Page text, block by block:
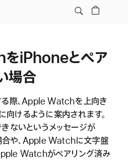
iPhoneとペア
場合
際、Apple Watchを上向き
けるように案内されます。
ないというメッセージが
や、Apple Watchに文字盤
Watchがペアリング済み